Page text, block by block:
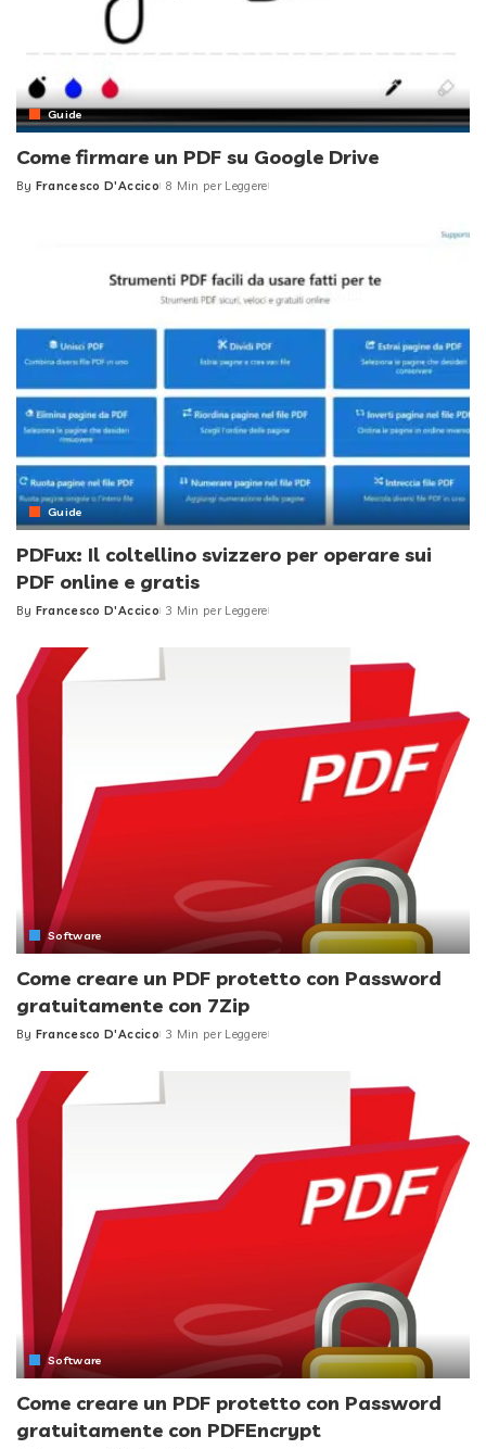
Guide
Come firmare un PDF su Google Drive
Posted
By Francesco D'Accico 8 Min per Leggere
Guide
PDFux: Il coltellino svizzero per operare sui
PDF online e gratis
Posted
By Francesco D'Accico 3 Min per Leggere
Software
Come creare un PDF protetto con Password
gratuitamente con 7Zip
Posted
By Francesco D'Accico 3 Min per Leggere
Software
Come creare un PDF protetto con Password
gratuitamente con PDFEncrypt